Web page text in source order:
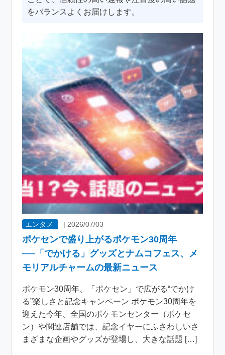
をバランスよくお届けします。
エンタメ |2026/07/03
ポケセンで盛り上がるポケモン30周年
──「でかける」グッズとナムコフェス、メ
モリアルチャームの最新ニュース
ポケモン30周年、「ポケセン」で広がる“でかけ
る”楽しさと記念キャンペーン ポケモン30周年を
迎えた今年、全国のポケモンセンター（ポケセ
ン）や関連店舗では、記念イヤーにふさわしいさ
まざまな企画やグッズが登場し、大きな話題 […]